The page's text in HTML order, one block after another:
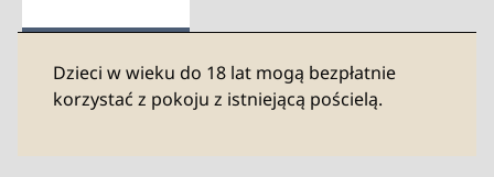
Dzieci w wieku do 18 lat mogą bezpłatnie
korzystać z pokoju z istniejącą pościelą.